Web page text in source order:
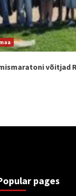
võitjad
pages